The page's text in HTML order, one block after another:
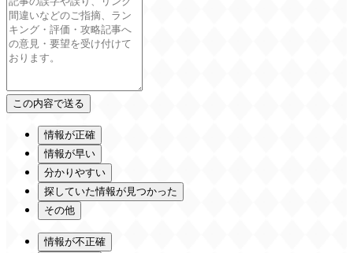
情報が正確
情報が早い
分かりやすい
探していた情報が見つかった
その他
情報が不正確